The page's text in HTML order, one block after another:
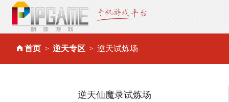
首页 逆天专区 逆天试炼场
逆天仙魔录试炼场